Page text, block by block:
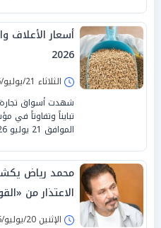
2026
الثلاثاء 21/يوليو/2026 - 10:00 ص
شهدت أسواق تجارة
تبايناً وتفاوتاً في
الموافق 21 يوليو 2026.
محمد رياض
الاعتذار من
الإثنين 20/يوليو/2026 - 11:04 م